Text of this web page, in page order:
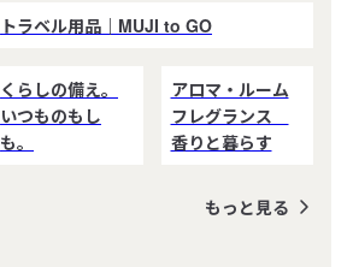
トラベル用品｜MUJI to GO
くらしの備え。
いつものもし
も。
アロマ・ルーム
フレグランス
香りと暮らす
もっと見る